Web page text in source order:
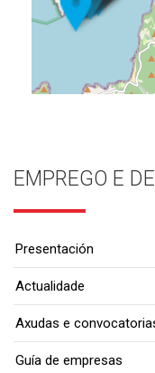
EMPREGO E
Presentación
Actualidade
Axudas e
Guía de empresas